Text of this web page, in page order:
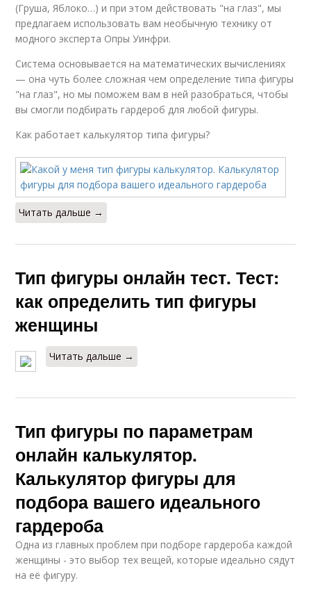
(Груша, Яблоко…) и при этом действовать "на глаз", мы
предлагаем использовать вам необычную технику от
модного эксперта Опры Уинфри.
Система основывается на математических вычислениях
— она чуть более сложная чем определение типа фигуры
"на глаз", но мы поможем вам в ней разобраться, чтобы
вы смогли подбирать гардероб для любой фигуры.
Как работает калькулятор типа фигуры?
Читать дальше →
Тип фигуры онлайн тест. Тест:
как определить тип фигуры
женщины
Читать дальше →
Тип фигуры по параметрам
онлайн калькулятор.
Калькулятор фигуры для
подбора вашего идеального
гардероба
Одна из главных проблем при подборе гардероба каждой
женщины - это выбор тех вещей, которые идеально сядут
на её фигуру.